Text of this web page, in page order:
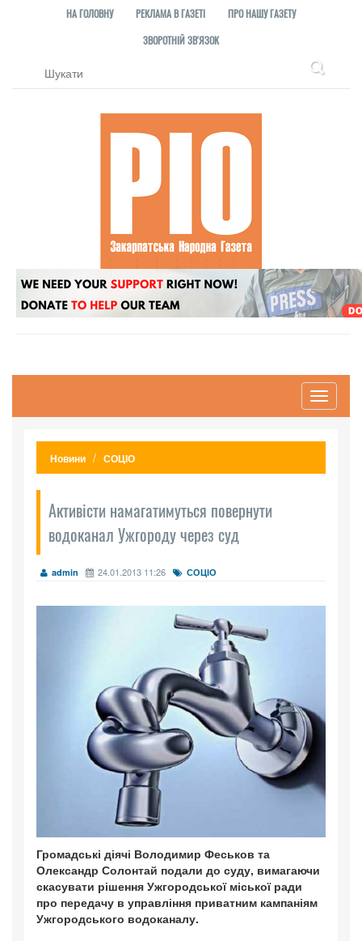
НА ГОЛОВНУ РЕКЛАМА В ГАЗЕТІ
ПРО НАШУ ГАЗЕТУ
ЗВОРОТНІЙ ЗВ'ЯЗОК
Toggle
Новини СОЦІО
Активісти намагатимуться повернути
водоканал Ужгороду через суд
admin 24.01.2013 11:26 СОЦІО
Громадські діячі Володимир Феськов та
Олександр Солонтай подали до суду, вимагаючи
скасувати рішення Ужгородської міської ради
про передачу в управління приватним кампаніям
Ужгородського водоканалу.